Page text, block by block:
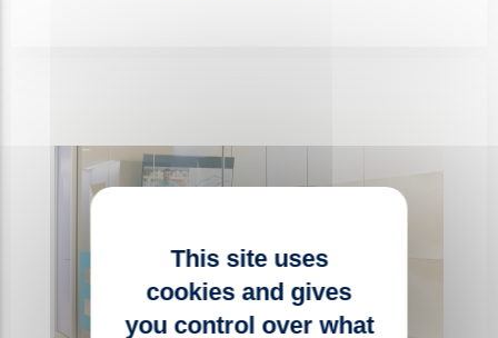
This site uses
cookies and gives
you control over what